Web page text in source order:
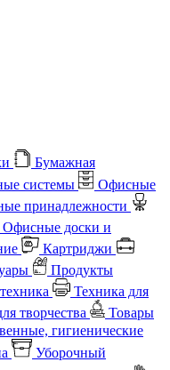
Бумажная
системы
Офисные
принадлежности
Офисные доски и
Картриджи
Продукты
Техника для
творчества
Товары
гигиенические
Уборочный